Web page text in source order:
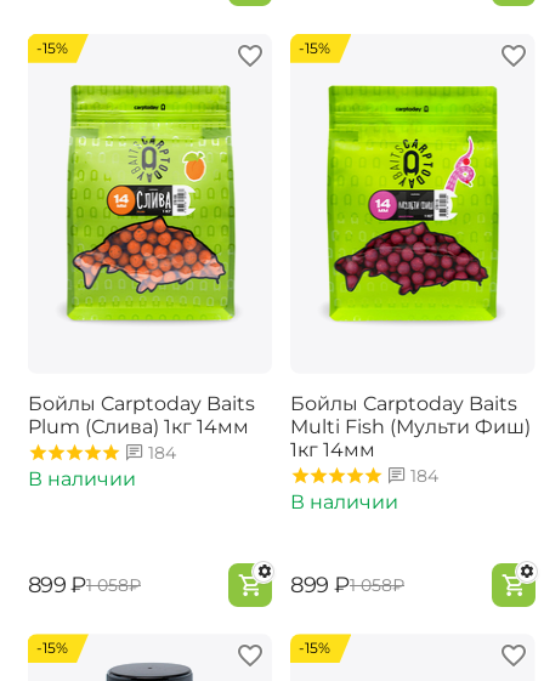
-15%
Бойлы Carptoday Baits
Plum (Слива) 1кг 14мм
184
В наличии
‍899‍ ₽‍1 058‍₽
-15%
Бойлы Carptoday Baits
Multi Fish (Мульти Фиш)
1кг 14мм
184
В наличии
‍899‍ ₽‍1 058‍₽
-15% -15%